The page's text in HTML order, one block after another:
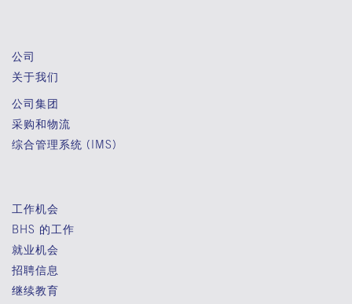
公司
关于我们
公司集团
采购和物流
综合管理系统 (IMS)
工作机会
BHS 的工作
就业机会
招聘信息
继续教育